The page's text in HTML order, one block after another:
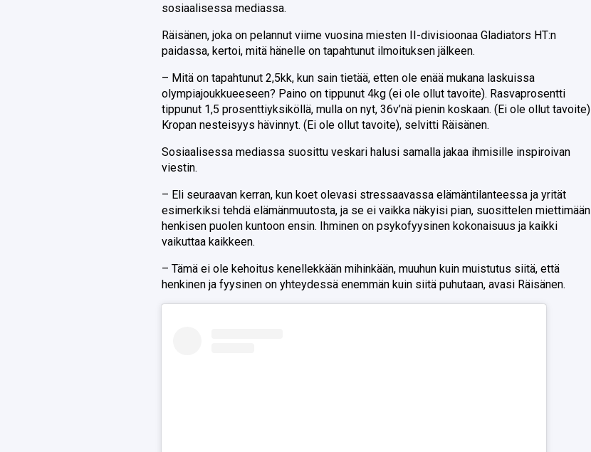
sosiaalisessa mediassa.
Räisänen, joka on pelannut viime vuosina miesten II-divisioonaa Gladiators HT:n
paidassa, kertoi, mitä hänelle on tapahtunut ilmoituksen jälkeen.
– Mitä on tapahtunut 2,5kk, kun sain tietää, etten ole enää mukana laskuissa
olympiajoukkueeseen? Paino on tippunut 4kg (ei ole ollut tavoite). Rasvaprosentti
tippunut 1,5 prosenttiyksiköllä, mulla on nyt, 36v’nä pienin koskaan. (Ei ole ollut tavoite)
Kropan nesteisyys hävinnyt. (Ei ole ollut tavoite), selvitti Räisänen.
Sosiaalisessa mediassa suosittu veskari halusi samalla jakaa ihmisille inspiroivan
viestin.
– Eli seuraavan kerran, kun koet olevasi stressaavassa elämäntilanteessa ja yrität
esimerkiksi tehdä elämänmuutosta, ja se ei vaikka näkyisi pian, suosittelen miettimään
henkisen puolen kuntoon ensin. Ihminen on psykofyysinen kokonaisuus ja kaikki
vaikuttaa kaikkeen.
– Tämä ei ole kehoitus kenellekkään mihinkään, muuhun kuin muistutus siitä, että
henkinen ja fyysinen on yhteydessä enemmän kuin siitä puhutaan, avasi Räisänen.